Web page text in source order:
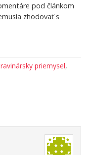
pod článkom
zhodovať s
priemysel,